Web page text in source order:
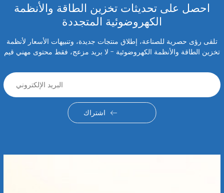
احصل على تحديثات تخزين الطاقة والأنظمة
الكهروضوئية المتجددة
تلقى رؤى حصرية للصناعة، إطلاق منتجات جديدة، وتنبيهات الأسعار لأنظمة
تخزين الطاقة والأنظمة الكهروضوئية - لا بريد مزعج، فقط محتوى مهني قيم
اشتراك